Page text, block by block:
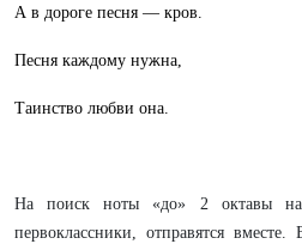
А в дороге песня — кров.
Песня каждому нужна,
Таинство любви она.
На поиск ноты «до» 2 октавы
первоклассники, отправятся